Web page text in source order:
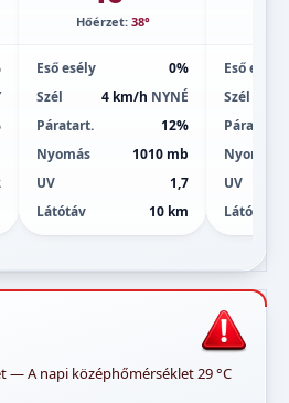
Hőérzet: 38°
Eső esély
0%
Szél
4 km/h NYNÉ
Páratart.
12%
Nyomás
1010 mb
UV
1,7
Látótáv
10 km
Eső esély
Szél
Páratart.
Nyomás
UV
Látótáv
— A napi középhőmérséklet 29 °C